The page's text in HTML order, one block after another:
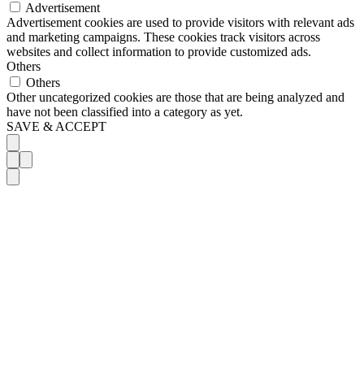
Advertisement
Advertisement cookies are used to provide visitors with relevant ads
and marketing campaigns. These cookies track visitors across
websites and collect information to provide customized ads.
Others
Others
Other uncategorized cookies are those that are being analyzed and
have not been classified into a category as yet.
SAVE & ACCEPT